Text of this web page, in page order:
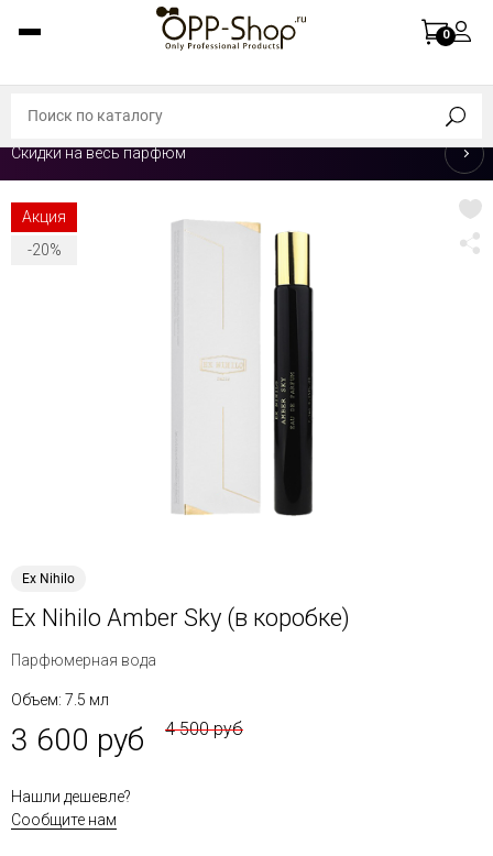
0
Скидки на весь парфюм
Акция
-20%
Ex Nihilo
Ex Nihilo Amber Sky (в коробке)
Парфюмерная вода
Объем: 7.5 мл
3 600 руб 4 500 руб
Нашли дешевле?
Сообщите нам